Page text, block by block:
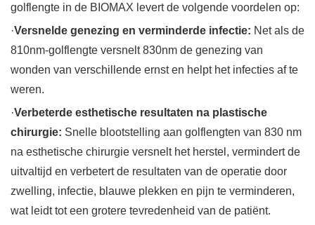
golflengte in de BIOMAX levert de volgende voordelen op:
·Versnelde genezing en verminderde infectie: Net als de
810nm-golflengte versnelt 830nm de genezing van
wonden van verschillende ernst en helpt het infecties af te
weren.
·Verbeterde esthetische resultaten na plastische
chirurgie: Snelle blootstelling aan golflengten van 830 nm
na esthetische chirurgie versnelt het herstel, vermindert de
uitvaltijd en verbetert de resultaten van de operatie door
zwelling, infectie, blauwe plekken en pijn te verminderen,
wat leidt tot een grotere tevredenheid van de patiënt.